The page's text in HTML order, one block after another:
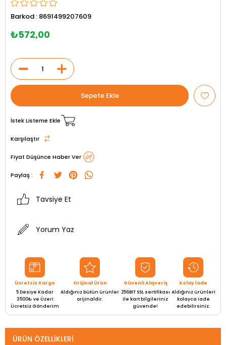
Barkod : 8691499207609
₺572,00
İstek Listeme Ekle
Karşılaştır
Fiyat Düşünce Haber Ver
Paylaş :
Tavsiye Et
Yorum Yaz
Ücretsiz Kargo
5 Desiye Kadar
3500₺ ve Üzeri
Ücretsiz Gönderim
Orijinal Ürün
Aldığınız bütün ürünler
orijinaldir.
Güvenli Alışveriş
256BIT SSL sertifikası
ile kart bilgileriniz
güvende!
Kolay İade
Aldığınız ürünleri
kolayca iade
edebilirsiniz.
ÜRÜN ÖZELLIKLERI